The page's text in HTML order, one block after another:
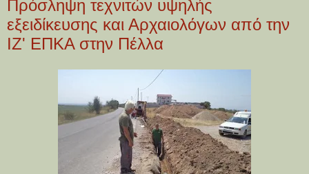
Πρόσληψη τεχνιτών υψηλής
εξειδίκευσης και Αρχαιολόγων από την
ΙΖ' ΕΠΚΑ στην Πέλλα